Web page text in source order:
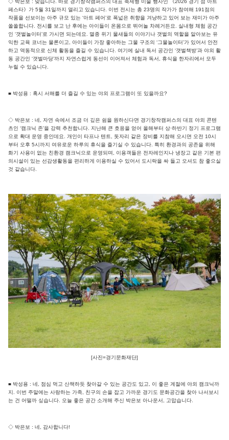
◇ 박은보 : 맞습니다. 바로 경기창작캠퍼스의 대표 축제형 미술 행사인 《2026 경기 섬 아트
페스타》가 5월 31일까지 열리고 있습니다. 이번 전시는 총 23명의 작가가 참여해 191점의
작품을 선보이는 아주 규모 있는 ‘아트 페어’로 폭넓은 취향을 겨냥하고 있어 보는 재미가 아주
쏠쏠합니다. 전시를 보고 난 후에는 아이들이 온몸으로 뛰어놀 차례거든요. 실내형 체험 공간
인 ‘갯벌놀이터’로 가시면 되는데요. 멸종 위기 물새들의 이야기나 갯벌의 역할을 알아보는 유
익한 교육 코너는 물론이고, 아이들이 가장 좋아하는 그물 구조의 ‘그물놀이터’가 있어서 안전
하고 역동적으로 신체 활동을 즐길 수 있습니다. 여기에 실내 독서 공간인 ‘갯벌책방’과 야외 활
동 공간인 ‘갯벌마당’까지 자연스럽게 동선이 이어져서 체험과 독서, 휴식을 한자리에서 모두
누릴 수 있습니다.
■ 박성용 : 혹시 서해를 더 즐길 수 있는 야외 프로그램이 또 있을까요?
◇ 박은보 : 네, 자연 속에서 조금 더 깊은 쉼을 원하신다면 경기창작캠퍼스의 대표 야외 콘텐
츠인 ‘캠크닉 존’을 강력 추천합니다. 지난해 큰 호응을 얻어 올해부터 상·하반기 정기 프로그램
으로 확대 운영 중인데요. 개인이 타프나 텐트, 돗자리 같은 장비를 지참해 오시면 오전 10시
부터 오후 5시까지 여유로운 하루의 휴식을 즐기실 수 있습니다. 특히 환경과의 공존을 위해
화기 사용이 없는 친환경 캠크닉으로 운영되며, 이용객들은 전자레인지나 냉장고 같은 기본 편
의시설이 있는 선감생활동을 편리하게 이용하실 수 있어서 도시락을 싸 들고 오셔도 참 좋으실
것 같습니다.
[사진=경기문화재단]
■ 박성용 : 네, 점심 먹고 산책하듯 찾아갈 수 있는 공간도 있고, 이 좋은 계절에 야외 캠크닉까
지. 이번 주말에는 사랑하는 가족, 친구의 손을 잡고 가까운 경기도 문화공간을 찾아 나서보시
는 건 어떨까 싶습니다. 오늘 좋은 공간 소개해 주신 박은보 아나운서, 고맙습니다.
◇ 박은보 : 네, 감사합니다!